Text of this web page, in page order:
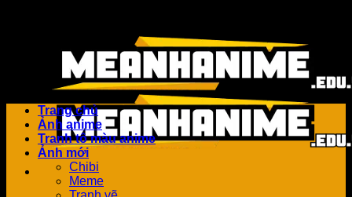
Trang chủ
Ảnh anime
Tranh tô màu anime
Ảnh mới
Chibi
Meme